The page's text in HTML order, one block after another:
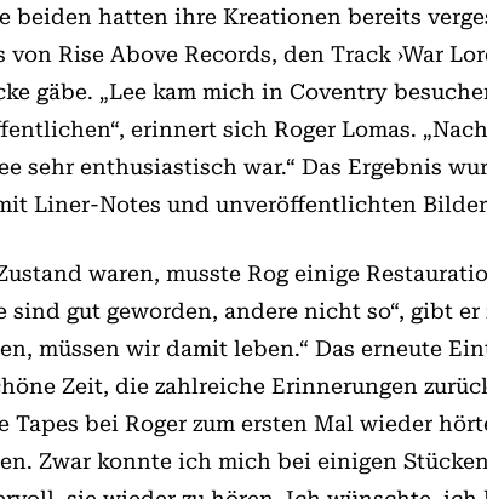
beiden hatten ihre Kreationen bereits
Rise Above Records, den Track ›War
gäbe. „Lee kam mich in Coventry
erinnert sich Roger Lomas.
sehr enthusiastisch war.“ Das Ergebnis
Liner-Notes und unveröffentlichten
waren, musste Rog einige
gut geworden, andere nicht so“, gibt
müssen wir damit leben.“ Das erneute
Zeit, die zahlreiche Erinnerungen
bei Roger zum ersten Mal wieder
Zwar konnte ich mich bei einigen